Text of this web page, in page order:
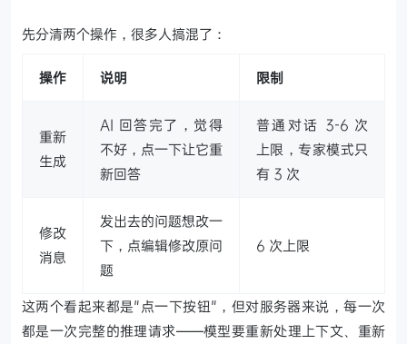
先分清两个操作，很多人搞混了：
操作 说明 限制
重新
生成
AI 回答完了，觉得
不好，点一下让它重
新回答
普通对话 3-6 次
上限，专家模式只
有 3 次
修改
消息
发出去的问题想改一
下，点编辑修改原问
题
6 次上限
这两个看起来都是"点一下按钮"，但对服务器来说，每一次
都是一次完整的推理请求——模型要重新处理上下文、重新